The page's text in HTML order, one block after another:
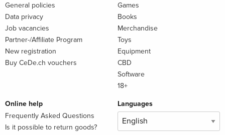
General policies
Data privacy
Job vacancies
Partner-/Affiliate Program
New registration
Buy CeDe.ch vouchers
Games
Books
Merchandise
Toys
Equipment
CBD
Software
18+
Online help
Frequently Asked Questions
Is it possible to return goods?
Languages